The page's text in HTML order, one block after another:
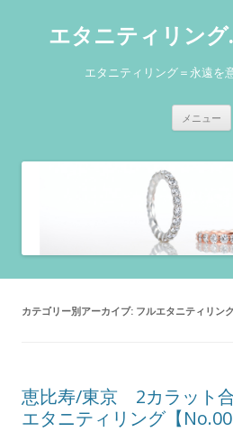
エタニティリン
エタニティリング＝永遠を
メニュー
カテゴリー別アーカイブ: フルエタニティリン
恵比寿/東京 2カラット
エタニティリング【